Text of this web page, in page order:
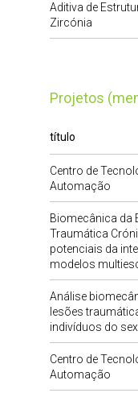
Aditiva de
Zircónia
Projetos
título
Centro de
Automação
Biomecânica da
Traumática
potenciais da
modelos
Análise
lesões
indivíduos do
Centro de
Automação